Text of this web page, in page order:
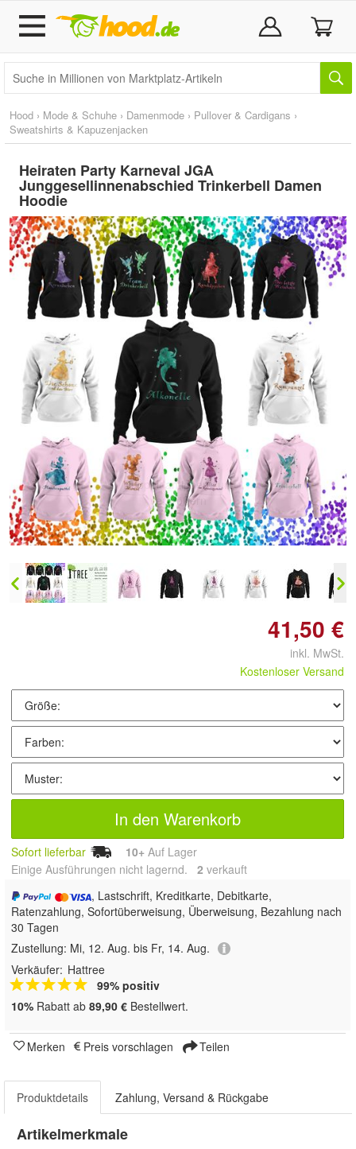
Hood › Mode & Schuhe › Damenmode › Pullover & Cardigans ›
Sweatshirts & Kapuzenjacken
Heiraten Party Karneval JGA
Junggesellinnenabschied Trinkerbell Damen
Hoodie
Doppelt antippen zum
vergrößern
41,50 €
inkl. MwSt.
Kostenloser Versand
In den Warenkorb
Sofort lieferbar 10+ Auf Lager
Einige Ausführungen nicht lagernd. 2 verkauft
, Lastschrift, Kreditkarte, Debitkarte,
Ratenzahlung, Sofortüberweisung, Überweisung, Bezahlung nach
30 Tagen
Zustellung: Mi, 12. Aug. bis Fr, 14. Aug.
Verkäufer: Hattree
99% positiv
10% Rabatt ab 89,90 € Bestellwert.
Merken Preis vorschlagen Teilen
Produktdetails Zahlung, Versand & Rückgabe
Artikelmerkmale